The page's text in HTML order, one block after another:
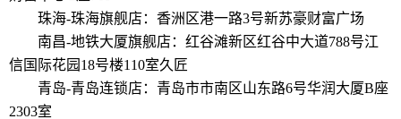
珠海-珠海旗舰店：香洲区港一路3号新苏豪财富广场
南昌-地铁大厦旗舰店：红谷滩新区红谷中大道788号江
信国际花园18号楼110室久匠
青岛-青岛连锁店：青岛市市南区山东路6号华润大厦B座
2303室